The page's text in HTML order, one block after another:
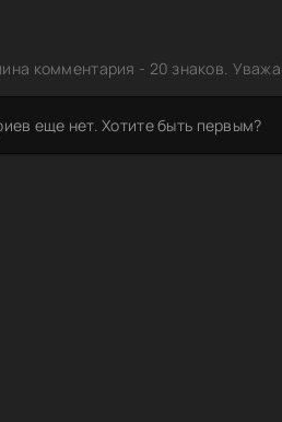
комментария - 20 знаков.
еще нет. Хотите быть первым?